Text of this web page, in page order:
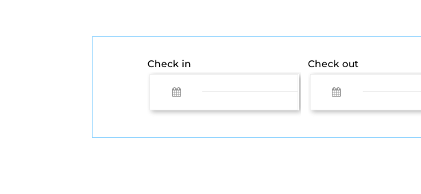
Check in Check out